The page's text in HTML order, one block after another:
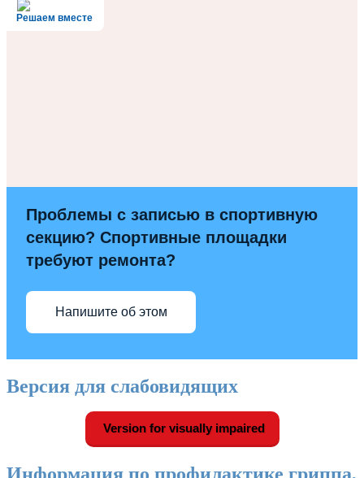
Решаем вместе
Проблемы с записью в спортивную
секцию? Спортивные площадки
требуют ремонта?
Напишите об этом
Версия для слабовидящих
Version for visually impaired
Информация по профилактике гриппа,